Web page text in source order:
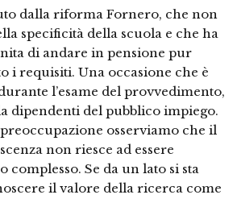
dalla riforma Fornero, che non
specificità della scuola e che ha
di andare in pensione pur
i requisiti. Una occasione che è
l’esame del provvedimento,
dipendenti del pubblico impiego.
osserviamo che il
non riesce ad essere
complesso. Se da un lato si sta
il valore della ricerca come